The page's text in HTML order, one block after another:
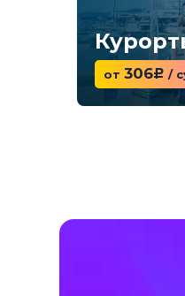
от 306c /